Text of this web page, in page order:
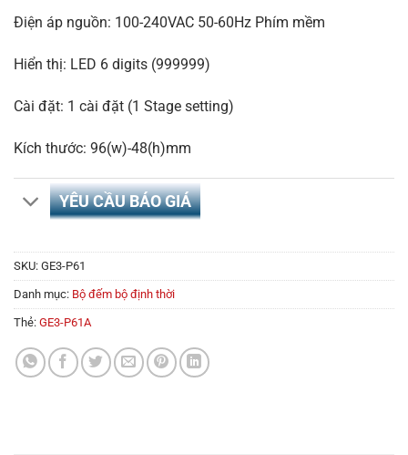
Điện áp nguồn: 100-240VAC 50-60Hz Phím mềm
Hiển thị: LED 6 digits (999999)
Cài đặt: 1 cài đặt (1 Stage setting)
Kích thước: 96(w)-48(h)mm
YÊU CẦU BÁO GIÁ
SKU: GE3-P61
Danh mục: Bộ đếm bộ định thời
Thẻ: GE3-P61A